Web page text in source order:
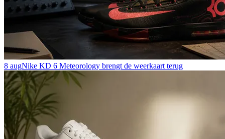
8 augNike KD 6 Meteorology brengt de weerkaart terug